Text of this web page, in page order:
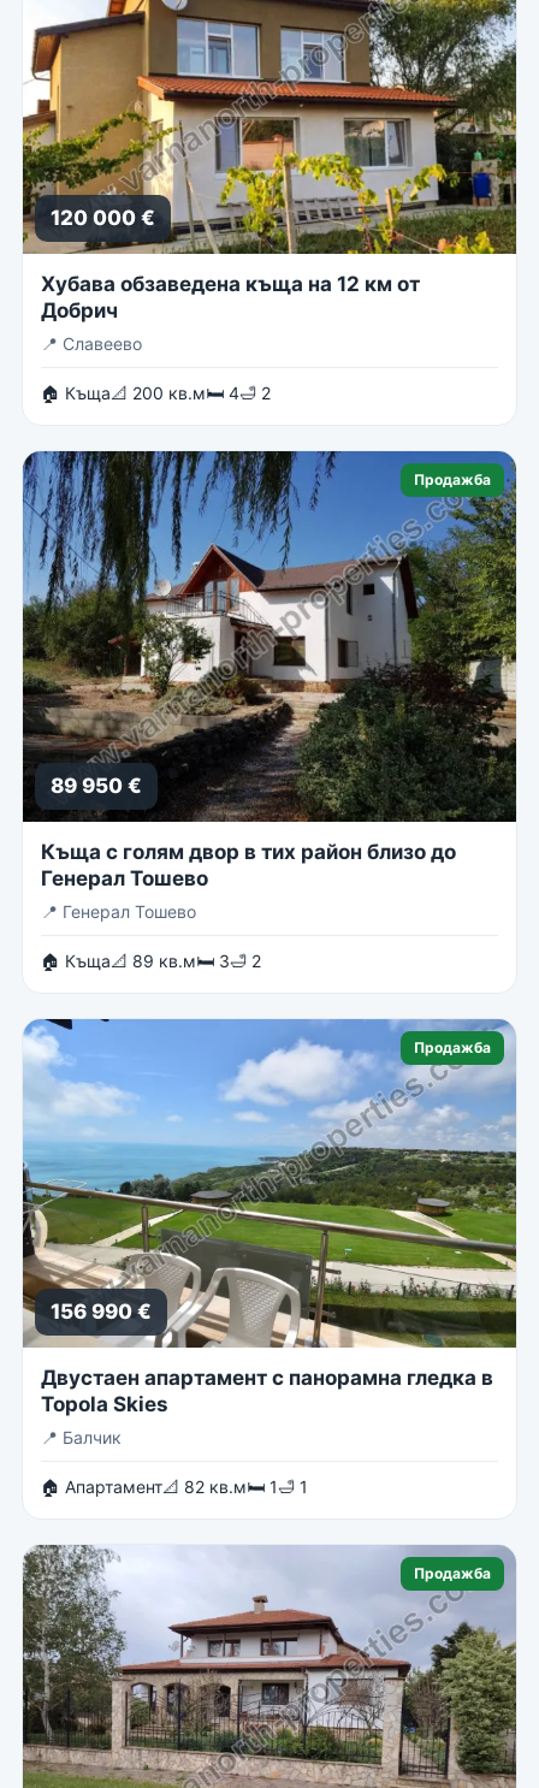
120 000 €
Хубава обзаведена къща на 12 км от
Добрич
📍 Славеево
🏠 Къща📐 200 кв.м🛏 4🛁 2
Продажба
89 950 €
Къща с голям двор в тих район близо до
Генерал Тошево
📍 Генерал Тошево
🏠 Къща📐 89 кв.м🛏 3🛁 2
Продажба
156 990 €
Двустаен апартамент с панорамна гледка в
Topola Skies
📍 Балчик
🏠 Апартамент📐 82 кв.м🛏 1🛁 1
Продажба